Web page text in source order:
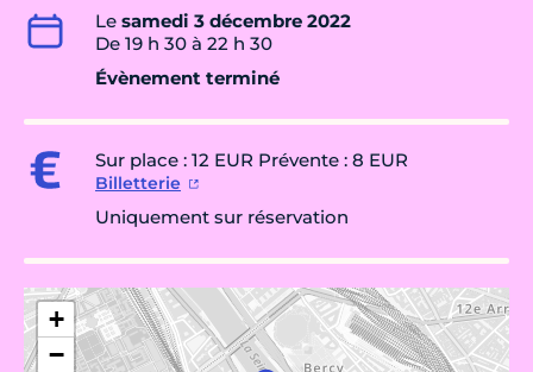
Le samedi 3 décembre 2022
De 19 h 30 à 22 h 30
Évènement terminé
Sur place : 12 EUR Prévente : 8 EUR
Billetterie
Uniquement sur réservation
+
−